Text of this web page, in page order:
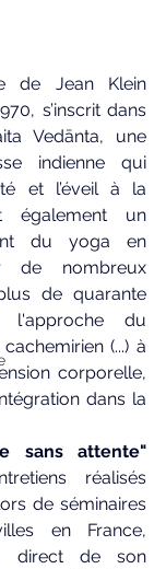
de Jean Klein
s’inscrit dans
Vedānta, une
indienne qui
et l’éveil à la
également un
du yoga en
de nombreux
de quarante
l'approche du
(...) à
corporelle,
dans la
sans attente"
réalisés
de séminaires
en France,
direct de son